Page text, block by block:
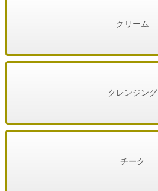
クリーム
クレンジング
チーク